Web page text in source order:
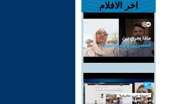
اخر الافلام